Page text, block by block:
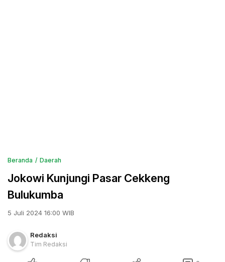
Beranda Daerah
Jokowi Kunjungi Pasar Cekkeng
Bulukumba
5 Juli 2024 16:00 WIB
Redaksi
Tim Redaksi